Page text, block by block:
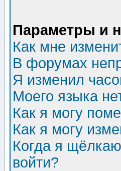
Параметры и
Как мне
В форумах
Я изменил
Моего языка
Как я могу
Как я могу
Когда я
войти?